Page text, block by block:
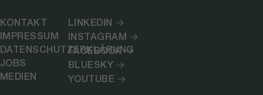
KONTAKT
IMPRESSUM
DATENSCHUTZERKLÄRUNG
JOBS
MEDIEN
LINKEDIN
INSTAGRAM
FACEBOOK
BLUESKY
YOUTUBE